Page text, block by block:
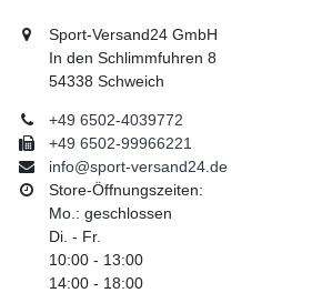
Sport-Versand24 GmbH
In den Schlimmfuhren 8
54338 Schweich
+49 6502-4039772
+49 6502-99966221
info@sport-versand24.de
Store-Öffnungszeiten:
Mo.: geschlossen
Di. - Fr.
10:00 - 13:00
14:00 - 18:00